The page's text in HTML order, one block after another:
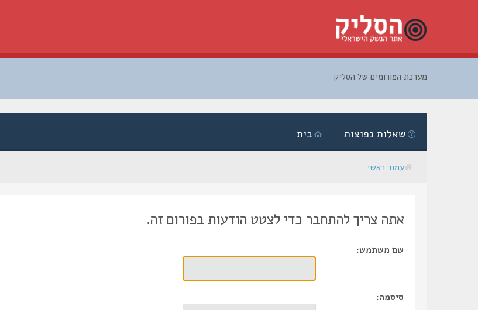
מערכת הפורומים של הסליק
בית שאלות נפוצות
עמוד ראשי
אתה צריך להתחבר כדי לצטט הודעות בפורום זה.
שם משתמש:
סיסמה: